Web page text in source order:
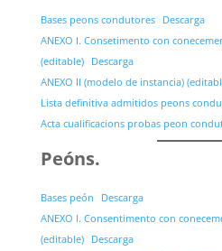
Bases peons condutores
Descarga
ANEXO I. Consetimento con
(editable)
Descarga
ANEXO II (modelo de instancia)
Lista definitiva admitidos peons
Acta cualificacions probas peon
Peóns.
Bases peón
Descarga
ANEXO I. Consentimento con
(editable)
Descarga